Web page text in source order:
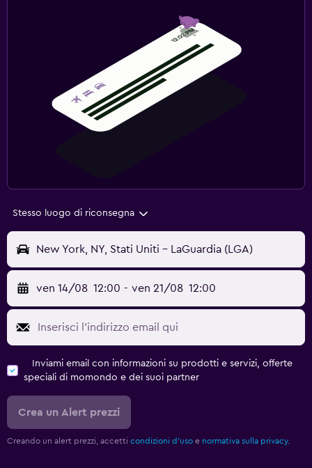
Stesso luogo di riconsegna
New York, NY, Stati Uniti - LaGuardia (LGA)
ven 14/08 12:00 - ven 21/08 12:00
Inviami email con informazioni su prodotti e servizi, offerte
speciali di momondo e dei suoi partner
Crea un Alert prezzi
Creando un alert prezzi, accetti condizioni d'uso e normativa sulla privacy.